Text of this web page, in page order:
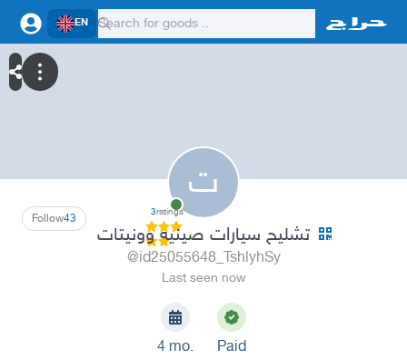
EN
ت
43
Follow 3ratings
تشليح سيارات صينيه وونيتات
@id25055648_TshlyhSy
Last seen now
4 mo.
Paid